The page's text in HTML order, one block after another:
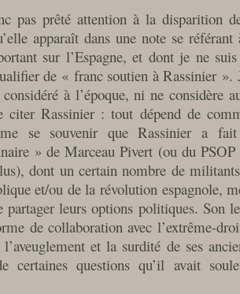
pas prêté attention à la disparition
apparaît dans une note se
sur l’Espagne, et dont je ne
de « franc soutien à Rassinier ».
considéré à l’époque, ni ne considère
citer Rassinier : tout dépend de
se souvenir que Rassinier a
» de Marceau Pivert (ou du
dont un certain nombre de
et/ou de la révolution espagnole,
partager leurs options politiques. Son
de collaboration avec l’extrême-
et la surdité de ses
certaines questions qu’il avait